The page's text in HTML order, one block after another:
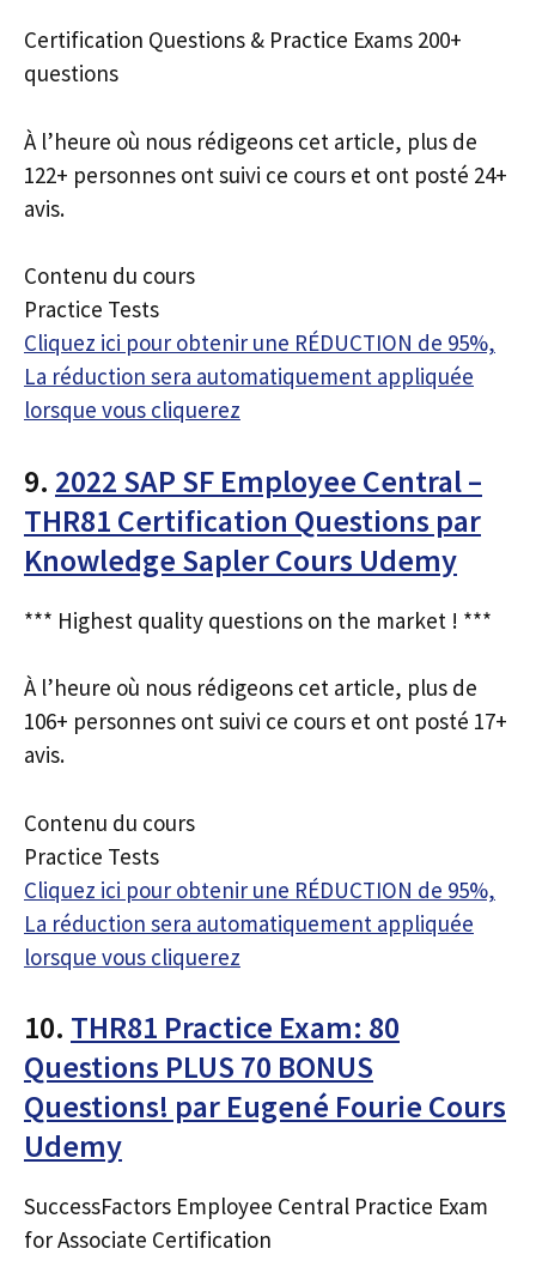
Certification Questions & Practice Exams 200+
questions
À l’heure où nous rédigeons cet article, plus de
122+ personnes ont suivi ce cours et ont posté 24+
avis.
Contenu du cours
Practice Tests
Cliquez ici pour obtenir une RÉDUCTION de 95%,
La réduction sera automatiquement appliquée
lorsque vous cliquerez
9. 2022 SAP SF Employee Central –
THR81 Certification Questions par
Knowledge Sapler Cours Udemy
*** Highest quality questions on the market ! ***
À l’heure où nous rédigeons cet article, plus de
106+ personnes ont suivi ce cours et ont posté 17+
avis.
Contenu du cours
Practice Tests
Cliquez ici pour obtenir une RÉDUCTION de 95%,
La réduction sera automatiquement appliquée
lorsque vous cliquerez
10. THR81 Practice Exam: 80
Questions PLUS 70 BONUS
Questions! par Eugené Fourie Cours
Udemy
SuccessFactors Employee Central Practice Exam
for Associate Certification